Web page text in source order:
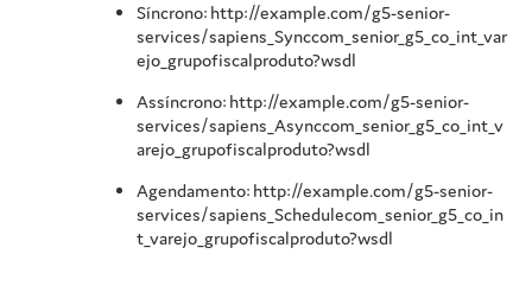
Síncrono: http://example.com/g5-senior-
services/sapiens_Synccom_senior_g5_co_int_var
ejo_grupofiscalproduto?wsdl
Assíncrono: http://example.com/g5-senior-
services/sapiens_Asynccom_senior_g5_co_int_v
arejo_grupofiscalproduto?wsdl
Agendamento: http://example.com/g5-senior-
services/sapiens_Schedulecom_senior_g5_co_in
t_varejo_grupofiscalproduto?wsdl